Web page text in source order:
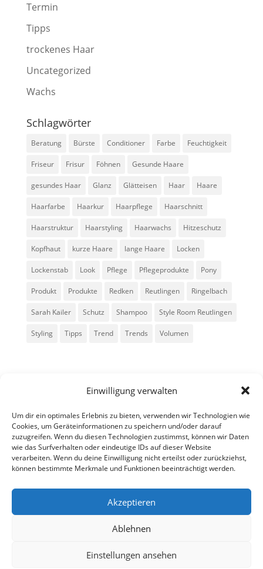
Einwilligung verwalten
Um dir ein optimales Erlebnis zu bieten, verwenden wir Technologien wie
Cookies, um Geräteinformationen zu speichern und/oder darauf
zuzugreifen. Wenn du diesen Technologien zustimmst, können wir Daten
wie das Surfverhalten oder eindeutige IDs auf dieser Website
verarbeiten. Wenn du deine Einwilligung nicht erteilst oder zurückziehst,
können bestimmte Merkmale und Funktionen beeinträchtigt werden.
Akzeptieren
Ablehnen
Einstellungen ansehen
Termin
Tipps
trockenes Haar
Uncategorized
Wachs
Schlagwörter
Beratung Bürste Conditioner Farbe Feuchtigkeit
Friseur Frisur Föhnen Gesunde Haare
gesundes Haar Glanz Glätteisen Haar Haare
Haarfarbe Haarkur Haarpflege Haarschnitt
Haarstruktur Haarstyling Haarwachs Hitzeschutz
Kopfhaut kurze Haare lange Haare Locken
Lockenstab Look Pflege Pflegeprodukte Pony
Produkt Produkte Redken Reutlingen Ringelbach
Sarah Kailer Schutz Shampoo Style Room Reutlingen
Styling Tipps Trend Trends Volumen
Alle Rechte vorbehalten - Sarah Kailer